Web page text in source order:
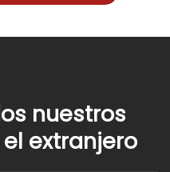
nuestros
extranjero